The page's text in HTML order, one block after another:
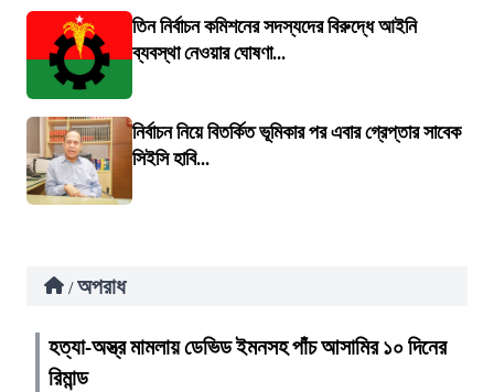
তিন নির্বাচন কমিশনের সদস্যদের বিরুদ্ধে আইনি
ব্যবস্থা নেওয়ার ঘোষণা...
নির্বাচন নিয়ে বিতর্কিত ভূমিকার পর এবার গ্রেপ্তার সাবেক
সিইসি হাবি...
/ অপরাধ
হত্যা-অস্ত্র মামলায় ডেভিড ইমনসহ পাঁচ আসামির ১০ দিনের
রিমান্ড